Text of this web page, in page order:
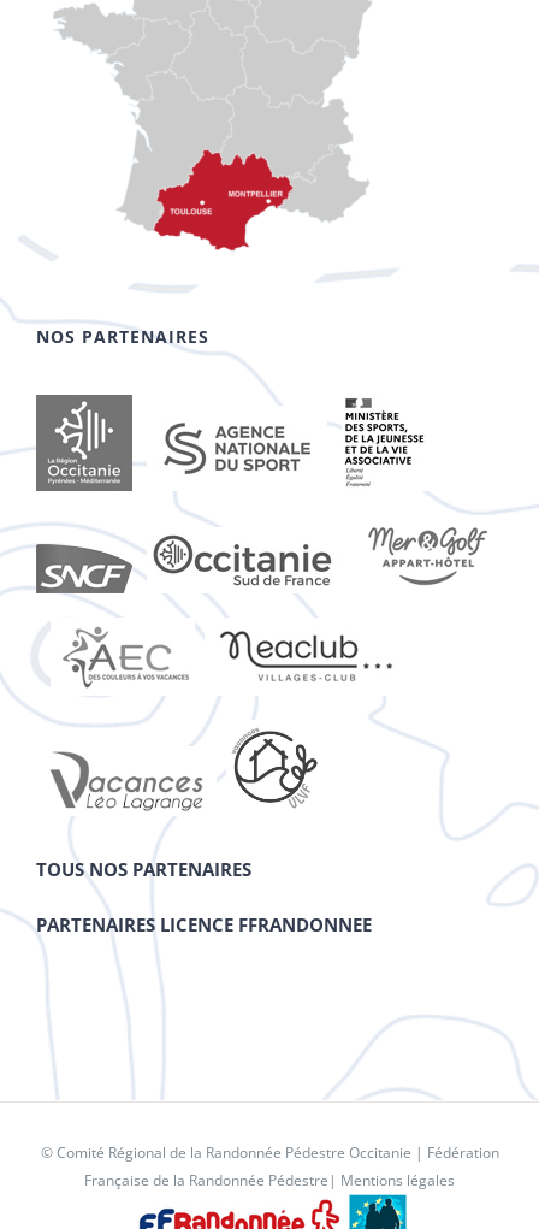
NOS PARTENAIRES
TOUS NOS PARTENAIRES
PARTENAIRES LICENCE FFRANDONNEE
© Comité Régional de la Randonnée Pédestre Occitanie | Fédération
Française de la Randonnée Pédestre | Mentions légales